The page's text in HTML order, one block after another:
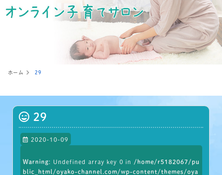
ホーム 29
29
2020-10-09
Warning: Undefined array key 0 in
/home/r5182067/pu
blic_html/oyako-channel.com/wp-content/themes/oya